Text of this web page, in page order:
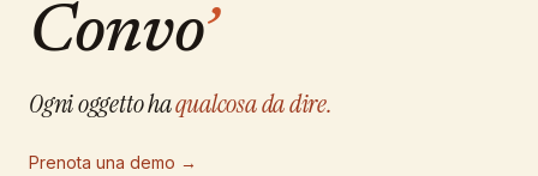
Convo’
Ogni oggetto haqualcosa da dire.
Prenota una demo →